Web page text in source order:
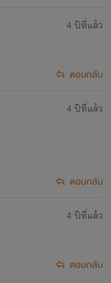
4 ปีที่แล้ว
ตอบกลับ
4 ปีที่แล้ว
ตอบกลับ
4 ปีที่แล้ว
ตอบกลับ